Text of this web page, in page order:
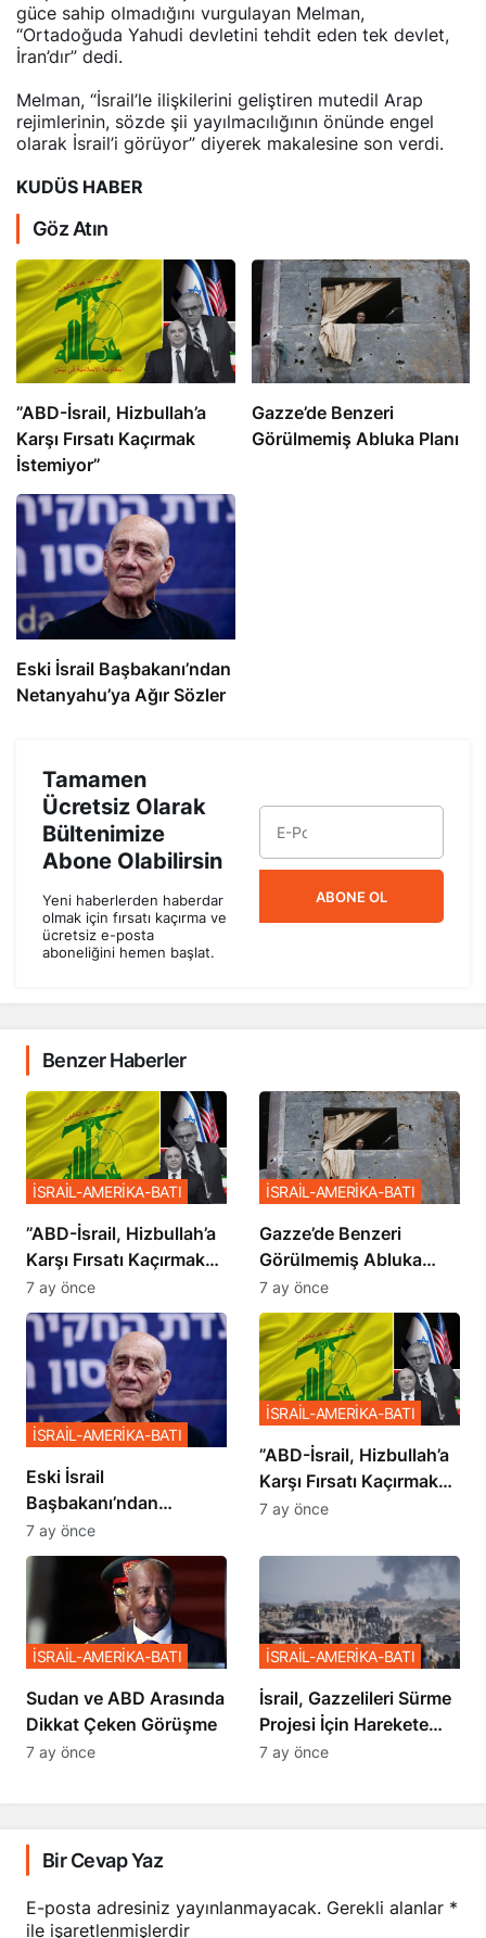
güce sahip olmadığını vurgulayan Melman,
“Ortadoğuda Yahudi devletini tehdit eden tek devlet,
İran’dır” dedi.
Melman, “İsrail’le ilişkilerini geliştiren mutedil Arap
rejimlerinin, sözde şii yayılmacılığının önünde engel
olarak İsrail’i görüyor” diyerek makalesine son verdi.
KUDÜS HABER
Göz Atın
​​​​​​​”ABD-İsrail, Hizbullah’a
Karşı Fırsatı Kaçırmak
İstemiyor”
​​​​​​​Gazze’de Benzeri
Görülmemiş Abluka Planı
Eski İsrail Başbakanı’ndan
Netanyahu’ya Ağır Sözler
Tamamen
Ücretsiz Olarak
Bültenimize
Abone Olabilirsin
Yeni haberlerden haberdar
olmak için fırsatı kaçırma ve
ücretsiz e-posta
aboneliğini hemen başlat.
ABONE OL
Benzer Haberler
​​​​​​​”ABD-İsrail, Hizbullah’a
Karşı Fırsatı Kaçırmak
İstemiyor”
İSRAİL-AMERİKA-BATI
7 ay önce
​​​​​​​Gazze’de Benzeri
Görülmemiş Abluka
Planı
İSRAİL-AMERİKA-BATI
7 ay önce
Eski İsrail
Başbakanı’ndan
Netanyahu’ya Ağır
Sözler
İSRAİL-AMERİKA-BATI
7 ay önce
​​​​​​​”ABD-İsrail, Hizbullah’a
Karşı Fırsatı Kaçırmak
İstemiyor”
İSRAİL-AMERİKA-BATI
7 ay önce
Sudan ve ABD Arasında
Dikkat Çeken Görüşme
İSRAİL-AMERİKA-BATI
7 ay önce
İsrail, Gazzelileri Sürme
Projesi İçin Harekete
Geçti
İSRAİL-AMERİKA-BATI
7 ay önce
Bir Cevap Yaz
E-posta adresiniz yayınlanmayacak. Gerekli alanlar *
ile işaretlenmişlerdir